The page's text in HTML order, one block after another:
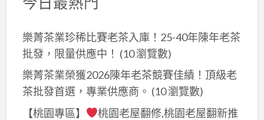
樂菁茶業珍稀比賽老茶入庫！25-40年陳年老茶
批發，限量供應中！ (10 瀏覽數)
樂菁茶業榮獲2026陳年老茶競賽佳績！頂級老
茶批發首選，專業供應商。 (10 瀏覽數)
【桃園專區】
桃園老屋翻修,桃園老屋翻新推